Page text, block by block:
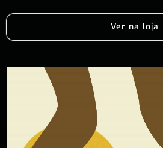
Ver na loja